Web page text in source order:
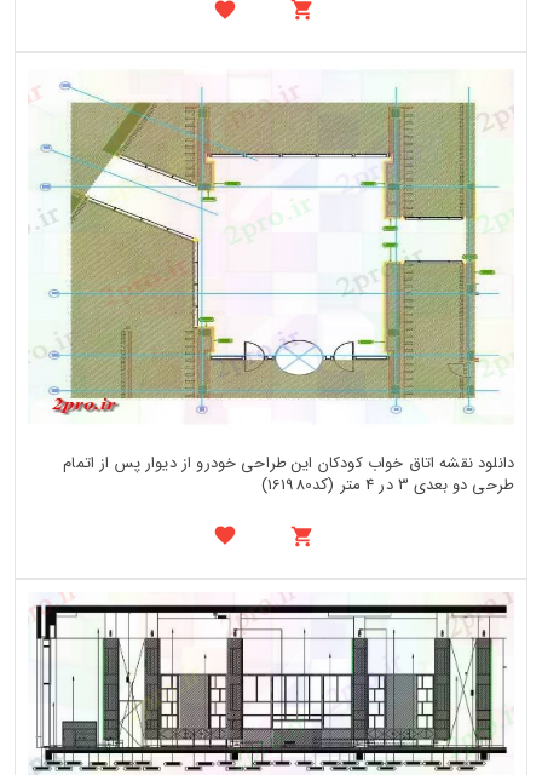
دانلود نقشه اتاق خواب کودکان این طراحی خودرو از دیوار پس از اتمام
طرحی دو بعدی 3 در 4 متر (کد161980)